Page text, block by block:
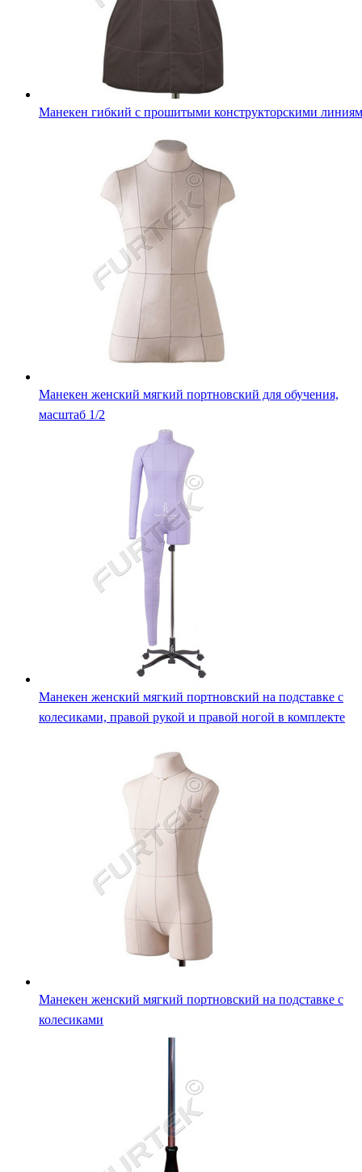
Манекен гибкий с прошитыми конструкторскими
Манекен женский мягкий портновский для обучения,
масштаб 1/2
Манекен женский мягкий портновский на подставке с
колесиками, правой рукой и правой ногой в комплекте
Манекен женский мягкий портновский на подставке с
колесиками